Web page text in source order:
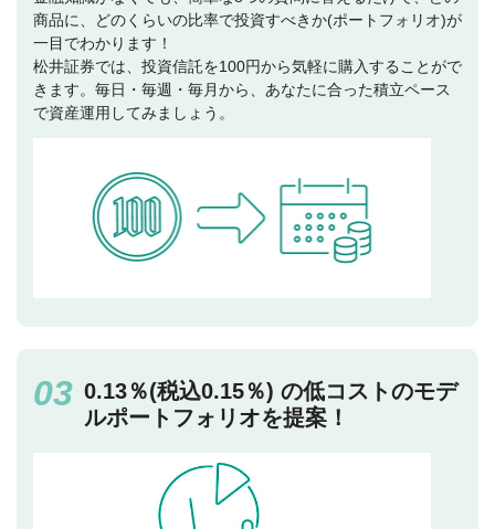
商品に、どのくらいの比率で投資すべきか(ポートフォリオ)が
一目でわかります！
松井証券では、投資信託を100円から気軽に購入することがで
きます。毎日・毎週・毎月から、あなたに合った積立ペース
で資産運用してみましょう。
0.13％(税込0.15％) の低コストのモデ
ルポートフォリオを提案！